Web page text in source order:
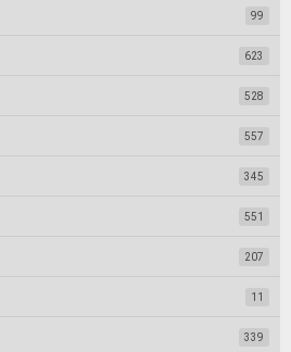
99
623
528
557
345
551
207
11
339